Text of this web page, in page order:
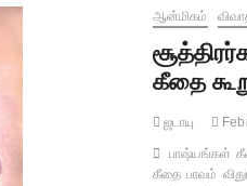
ஆன்மிகம்
கீதை
ஜடாயு
பாஷ்யங்கள்
கீதை பாவம்